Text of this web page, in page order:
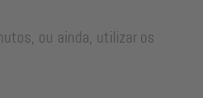
ou ainda, utilizar os